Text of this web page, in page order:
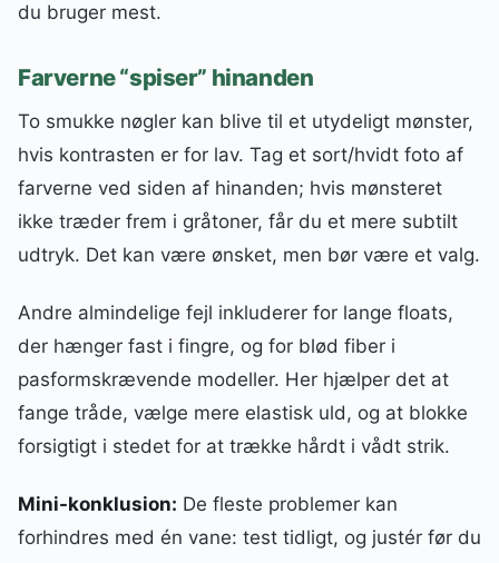
du bruger mest.
Farverne “spiser” hinanden
To smukke nøgler kan blive til et utydeligt mønster,
hvis kontrasten er for lav. Tag et sort/hvidt foto af
farverne ved siden af hinanden; hvis mønsteret
ikke træder frem i gråtoner, får du et mere subtilt
udtryk. Det kan være ønsket, men bør være et valg.
Andre almindelige fejl inkluderer for lange floats,
der hænger fast i fingre, og for blød fiber i
pasformskrævende modeller. Her hjælper det at
fange tråde, vælge mere elastisk uld, og at blokke
forsigtigt i stedet for at trække hårdt i vådt strik.
Mini-konklusion: De fleste problemer kan
forhindres med én vane: test tidligt, og justér før du